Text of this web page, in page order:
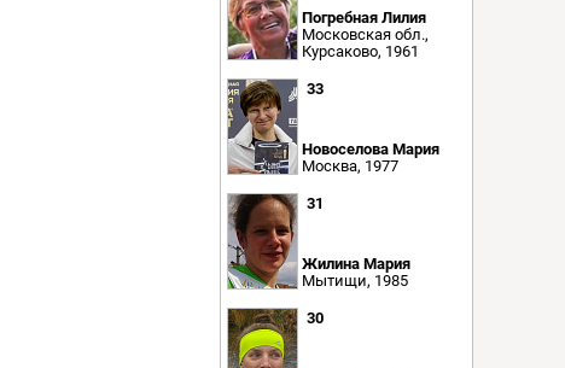
Погребная Лилия
Московская обл.,
Курсаково, 1961
33
Новоселова Мария
Москва, 1977
31
Жилина Мария
Мытищи, 1985
30